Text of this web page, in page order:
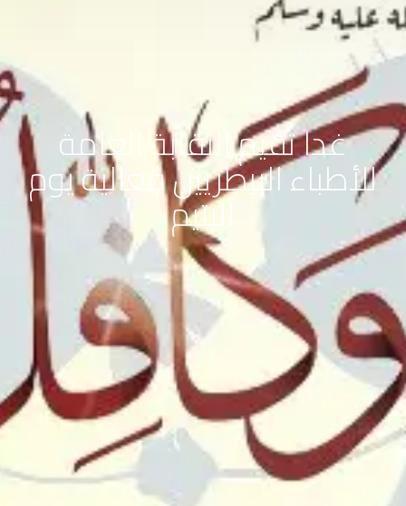
غدا تقيم النقابة العامة
للأطباء البيطريين فعالية يوم
اليتيم